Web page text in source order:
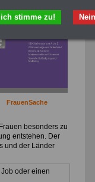
FrauenSache
besonders zu
entstehen. Der
und der Länder
oder einen
Nein
stimme zu!